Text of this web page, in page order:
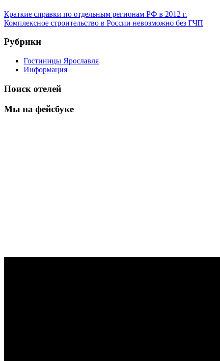
Краткие справки по отдельным регионам РФ в 2012 г.
Комплексное строительство в России невозможно без ГЧП
Рубрики
Гостиницы Ярославля
Информация
Поиск отелей
Мы на фейсбуке